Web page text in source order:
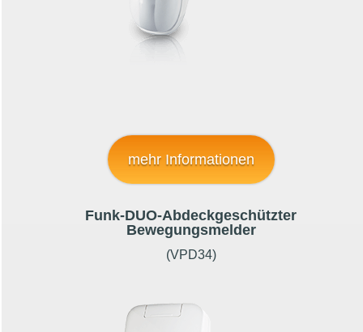
mehr Informationen
Funk-DUO-Abdeckgeschützter
Bewegungsmelder
(VPD34)